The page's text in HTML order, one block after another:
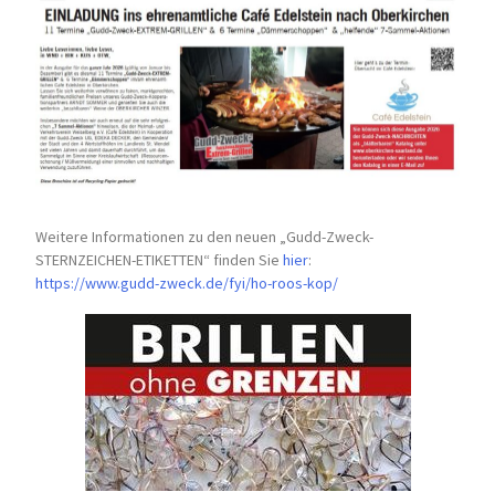
Weitere Informationen zu den neuen „Gudd-Zweck-
STERNZEICHEN-ETIKETTEN“ finden Siehier:
https://www.gudd-zweck.de/fyi/ho-roos-kop/